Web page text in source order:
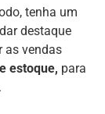
tenha um
destaque
as vendas
estoque, para